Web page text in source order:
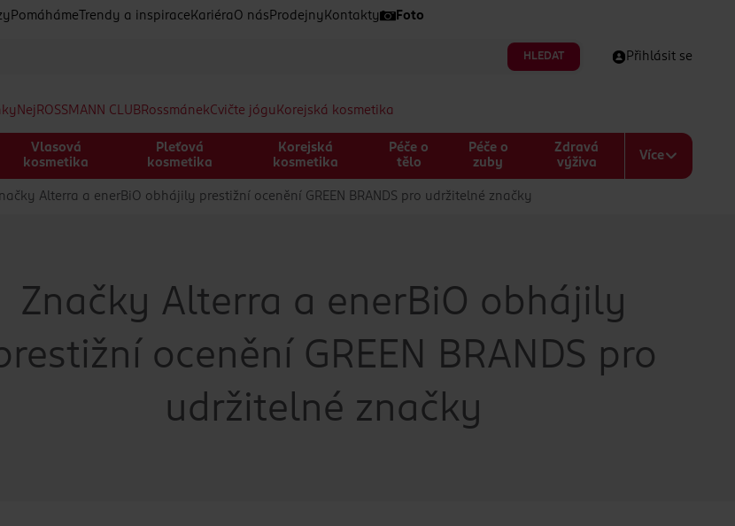
Pomáháme Trendy a inspirace Kariéra O nás Prodejny Kontakty Foto
HLEDAT Přihlásit se
Nej ROSSMANN CLUBRossmánekCvičte jógu Korejská kosmetika
Vlasová
kosmetika
Pleťová
kosmetika
Korejská
kosmetika
Péče o
tělo
Péče o
zuby
Zdravá
výživa
Více
Alterra a enerBiO obhájily prestižní ocenění GREEN BRANDS pro udržitelné značky
Značky Alterra a enerBiO obhájily
ocenění GREEN BRANDS pro
udržitelné značky